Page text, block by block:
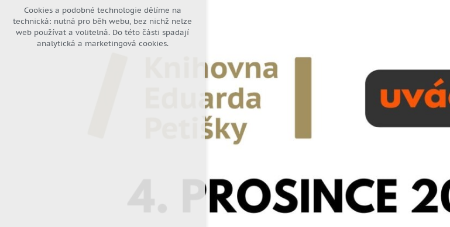
Přijmout všechny cookies
Odmítnout vše
Cookies a podobné technologie dělíme na
technická: nutná pro běh webu, bez nichž nelze
web používat a volitelná. Do této části spadají
analytická a marketingová cookies.